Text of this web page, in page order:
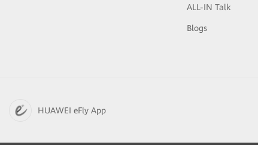
ALL-IN Talk
Blogs
HUAWEI eFly App